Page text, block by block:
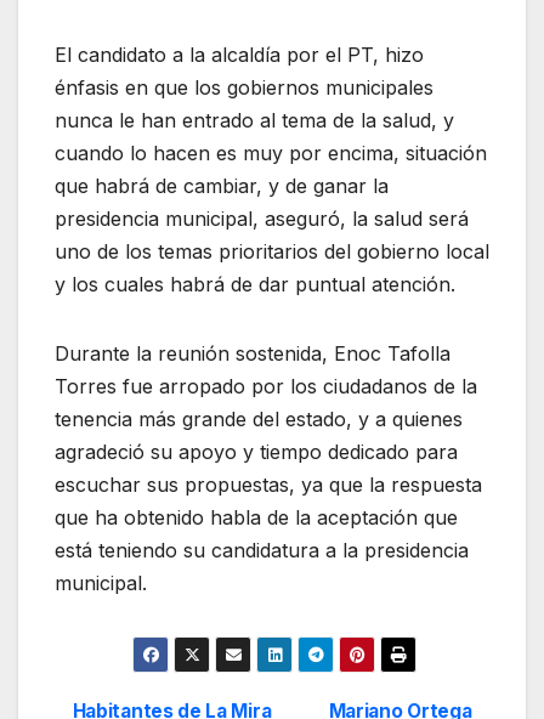
El candidato a la alcaldía por el PT, hizo
énfasis en que los gobiernos municipales
nunca le han entrado al tema de la salud, y
cuando lo hacen es muy por encima, situación
que habrá de cambiar, y de ganar la
presidencia municipal, aseguró, la salud será
uno de los temas prioritarios del gobierno local
y los cuales habrá de dar puntual atención.
Durante la reunión sostenida, Enoc Tafolla
Torres fue arropado por los ciudadanos de la
tenencia más grande del estado, y a quienes
agradeció su apoyo y tiempo dedicado para
escuchar sus propuestas, ya que la respuesta
que ha obtenido habla de la aceptación que
está teniendo su candidatura a la presidencia
municipal.
Mariano Ortega
Habitantes de La Mira